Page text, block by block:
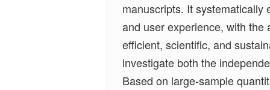
manuscripts. It systematically
and user experience, with
efficient, scientific, and
investigate both the
Based on large-sample